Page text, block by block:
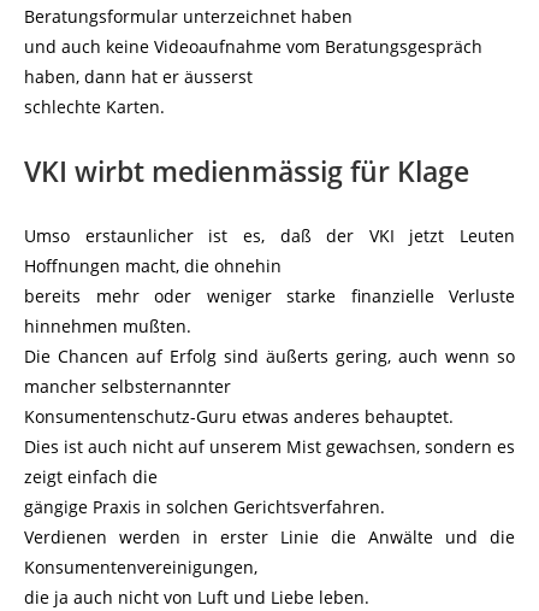
Beratungsformular unterzeichnet haben
und auch keine Videoaufnahme vom Beratungsgespräch
haben, dann hat er äusserst
schlechte Karten.
VKI wirbt medienmässig für Klage
Umso erstaunlicher ist es, daß der VKI jetzt Leuten
Hoffnungen macht, die ohnehin
bereits mehr oder weniger starke finanzielle Verluste
hinnehmen mußten.
Die Chancen auf Erfolg sind äußerts gering, auch wenn so
mancher selbsternannter
Konsumentenschutz-Guru etwas anderes behauptet.
Dies ist auch nicht auf unserem Mist gewachsen, sondern es
zeigt einfach die
gängige Praxis in solchen Gerichtsverfahren.
Verdienen werden in erster Linie die Anwälte und die
Konsumentenvereinigungen,
die ja auch nicht von Luft und Liebe leben.